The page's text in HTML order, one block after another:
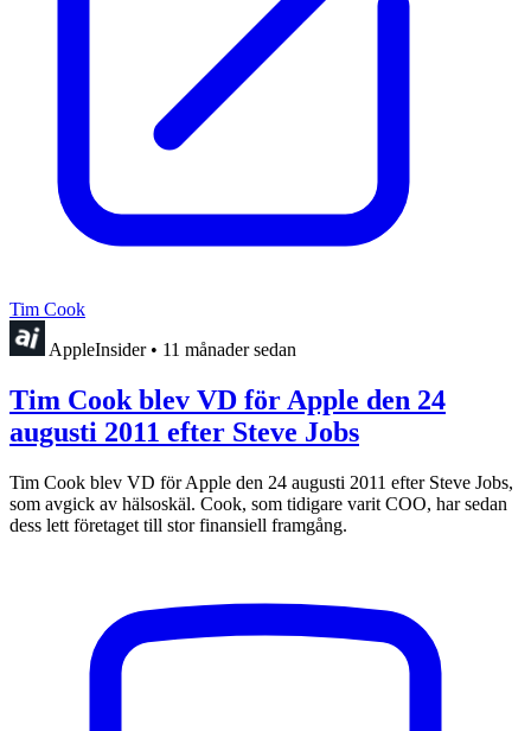
Tim Cook
AppleInsider • 11 månader sedan
Tim Cook blev VD för Apple den 24
augusti 2011 efter Steve Jobs
Tim Cook blev VD för Apple den 24 augusti 2011 efter Steve Jobs,
som avgick av hälsoskäl. Cook, som tidigare varit COO, har sedan
dess lett företaget till stor finansiell framgång.